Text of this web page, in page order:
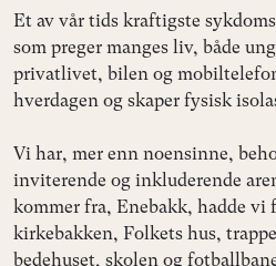
Et av vår tids kraftigste
som preger manges liv, både
privatlivet, bilen og
hverdagen og skaper fysisk
Vi har, mer enn noensinne,
inviterende og inkluderende
kommer fra, Enebakk, hadde vi
kirkebakken, Folkets hus,
bedehuset, skolen og